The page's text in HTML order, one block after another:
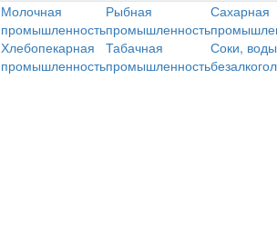
Молочная
промышленность
Рыбная
промышленность
Сахарная
Хлебопекарная
промышленность
Табачная
промышленность
Соки,